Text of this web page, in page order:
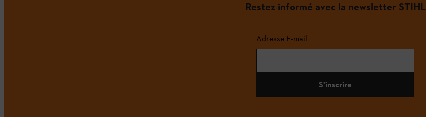
Restez informé avec la newsletter STIHL
Adresse E-mail
S'inscrire